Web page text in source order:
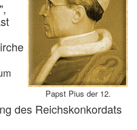
Papst Pius der 12.
des Reichskonkordats